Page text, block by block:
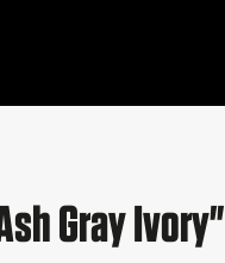
Gray Ivory"